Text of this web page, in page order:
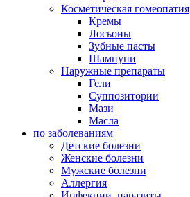
Косметическая гомеопатия
Кремы
Лосьоны
Зубные пасты
Шампуни
Наружные препараты
Гели
Суппозитории
Мази
Масла
по заболеваниям
Детские болезни
Женские болезни
Мужские болезни
Аллергия